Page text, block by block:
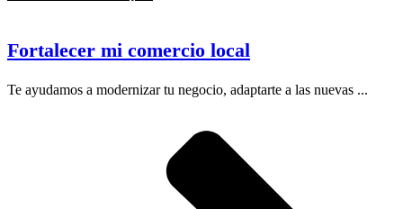
Fortalecer mi comercio local
Te ayudamos a modernizar tu negocio, adaptarte a las nuevas ...